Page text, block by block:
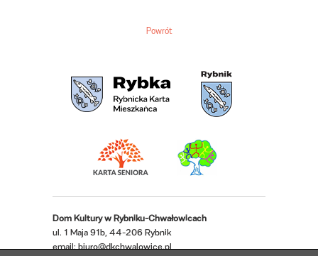
Powrót
Dom Kultury w Rybniku-Chwałowicach
ul. 1 Maja 91b, 44-206 Rybnik
email: biuro@dkchwalowice.pl